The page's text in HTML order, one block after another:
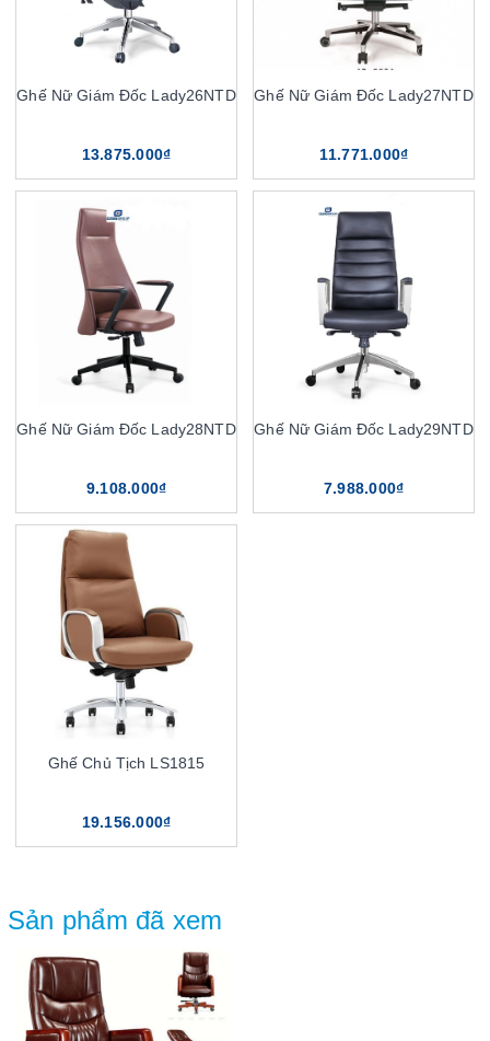
Ghế Nữ Giám Đốc Lady26NTD
13.875.000₫
Ghế Nữ Giám Đốc Lady27NTD
11.771.000₫
Ghế Nữ Giám Đốc Lady28NTD
9.108.000₫
Ghế Nữ Giám Đốc Lady29NTD
7.988.000₫
Ghế Chủ Tịch LS1815
19.156.000₫
Sản phẩm đã xem